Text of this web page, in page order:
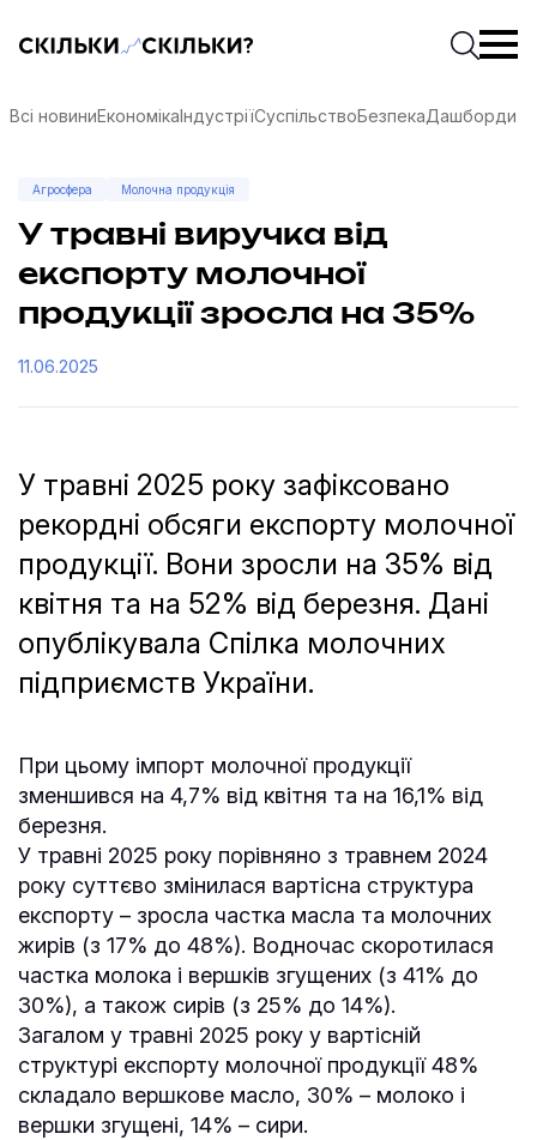
Скільки-скільки? — Медіа про суспільні даніПочати
Всі новиниЕкономікаІндустріїСуспільствоБезпекаДашборди
Агросфера Молочна продукція
У травні виручка від
експорту молочної
продукції зросла на 35%
11.06.2025
У травні 2025 року зафіксовано
рекордні обсяги експорту молочної
продукції. Вони зросли на 35% від
квітня та на 52% від березня. Дані
опублікувала Спілка молочних
підприємств України.
При цьому імпорт молочної продукції
зменшився на 4,7% від квітня та на 16,1% від
березня.
У травні 2025 року порівняно з травнем 2024
року суттєво змінилася вартісна структура
експорту – зросла частка масла та молочних
жирів (з 17% до 48%). Водночас скоротилася
частка молока і вершків згущених (з 41% до
30%), а також сирів (з 25% до 14%).
Загалом у травні 2025 року у вартісній
структурі експорту молочної продукції 48%
складало вершкове масло, 30% – молоко і
вершки згущені, 14% – сири.